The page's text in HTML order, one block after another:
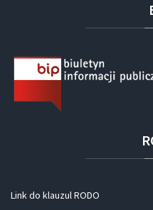
Link do klauzul RODO